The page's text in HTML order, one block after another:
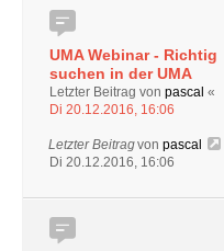
UMA Webinar - Richtig
suchen in der UMA
Letzter Beitrag von pascal «
Di 20.12.2016, 16:06
Letzter Beitragvon pascal
Di 20.12.2016, 16:06